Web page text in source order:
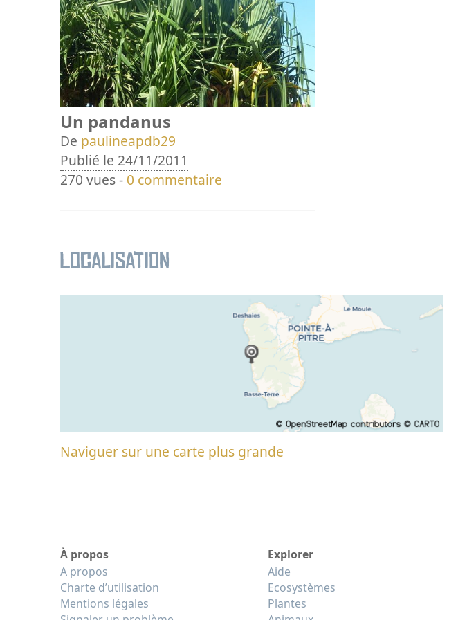
Un pandanus
De paulineapdb29
Publié le 24/11/2011
270 vues - 0 commentaire
Localisation
Naviguer sur une carte plus grande
À propos
A propos
Charte d’utilisation
Mentions légales
Explorer
Aide
Ecosystèmes
Plantes